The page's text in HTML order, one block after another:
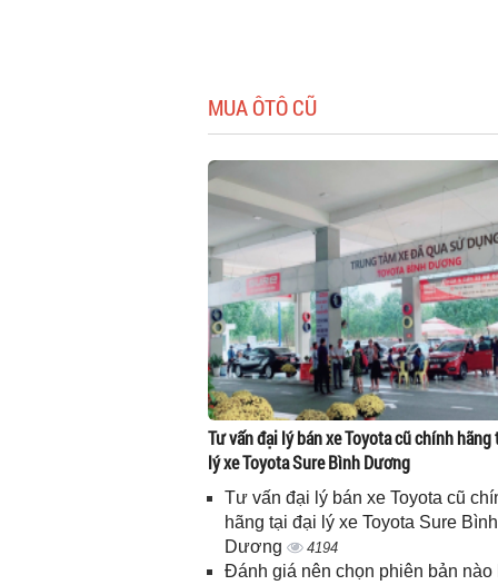
MUA ÔTÔ CŨ
Tư vấn đại lý bán xe Toyota cũ chính hãng
lý xe Toyota Sure Bình Dương
Tư vấn đại lý bán xe Toyota cũ
hãng tại đại lý xe Toyota Sure Bình
Dương
4194
Đánh giá nên chọn phiên bản nào